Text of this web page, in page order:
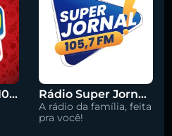
Rádio FM O Dia 100.5 Rádio Super Jornal 105.7 FM
A rádio da família, feita
pra você!